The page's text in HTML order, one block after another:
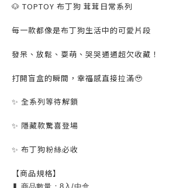
🐶 TOPTOY 布丁狗 茸茸日常系列
每一款都像是布丁狗生活中的可愛片段
發呆、放鬆、耍萌、哭哭通通超欠收藏！
打開盲盒的瞬間，幸福感直接拉滿🥹
✨ 全系列等待解鎖
✨ 隱藏款驚喜登場
✨ 布丁狗粉絲必收
【商品規格】
❚ 商品數量： 8入/中盒